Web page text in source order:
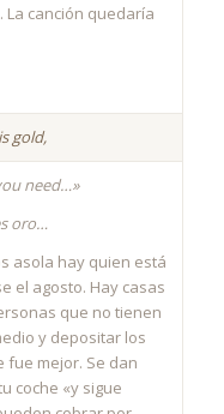
canción quedaría
gold,
need…»
oro…
asola hay quien está
el agosto. Hay casas
que no tienen
y depositar los
fue mejor. Se dan
coche «y sigue